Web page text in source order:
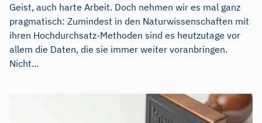
Geist, auch harte Arbeit. Doch nehmen wir es mal ganz
pragmatisch: Zumindest in den Naturwissenschaften mit
ihren Hochdurchsatz-Methoden sind es heutzutage vor
allem die Daten, die sie immer weiter voranbringen.
Nicht...